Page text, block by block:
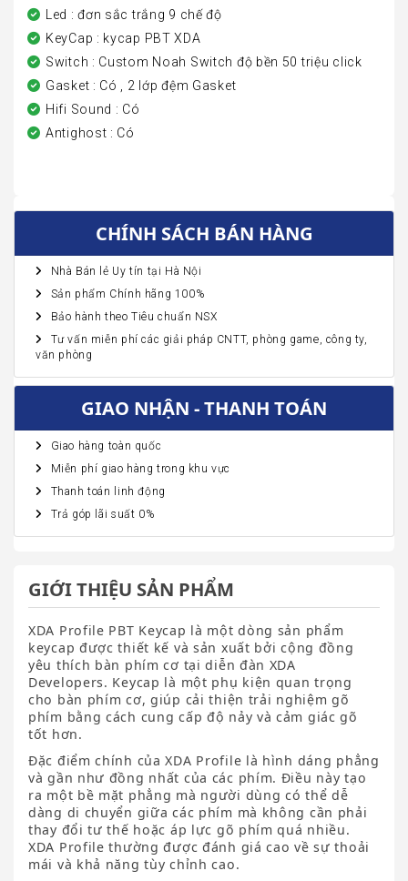
Led : đơn sắc trắng 9 chế độ
KeyCap : kycap PBT XDA
Switch : Custom Noah Switch độ bền 50 triệu click
Gasket : Có , 2 lớp đệm Gasket
Hifi Sound : Có
Antighost : Có
CHÍNH SÁCH BÁN HÀNG
Nhà Bán lẻ Uy tín tại Hà Nội
Sản phẩm Chính hãng 100%
Bảo hành theo Tiêu chuẩn NSX
Tư vấn miễn phí các giải pháp CNTT, phòng game, công ty,
văn phòng
GIAO NHẬN - THANH TOÁN
Giao hàng toàn quốc
Miễn phí giao hàng trong khu vực
Thanh toán linh động
Trả góp lãi suất 0%
GIỚI THIỆU SẢN PHẨM
XDA Profile PBT Keycap là một dòng sản phẩm
keycap được thiết kế và sản xuất bởi cộng đồng
yêu thích bàn phím cơ tại diễn đàn XDA
Developers. Keycap là một phụ kiện quan trọng
cho bàn phím cơ, giúp cải thiện trải nghiệm gõ
phím bằng cách cung cấp độ nảy và cảm giác gõ
tốt hơn.
Đặc điểm chính của XDA Profile là hình dáng phẳng
và gần như đồng nhất của các phím. Điều này tạo
ra một bề mặt phẳng mà người dùng có thể dễ
dàng di chuyển giữa các phím mà không cần phải
thay đổi tư thế hoặc áp lực gõ phím quá nhiều.
XDA Profile thường được đánh giá cao về sự thoải
mái và khả năng tùy chỉnh cao.